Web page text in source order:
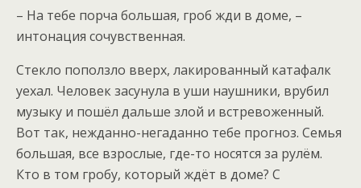
– На тебе порча большая, гроб жди в доме, –
интонация сочувственная.
Стекло поползло вверх, лакированный катафалк
уехал. Человек засунула в уши наушники, врубил
музыку и пошёл дальше злой и встревоженный.
Вот так, нежданно-негаданно тебе прогноз. Семья
большая, все взрослые, где-то носятся за рулём.
Кто в том гробу, который ждёт в доме? С